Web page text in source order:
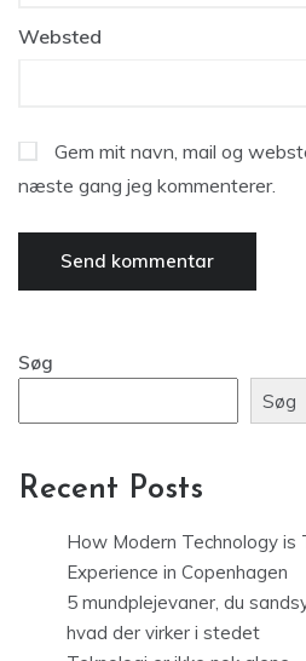
Websted
Gem mit navn, mail og
næste gang jeg kommenterer.
Søg
Søg
Recent Posts
How Modern Technology
Experience in Copenhagen
5 mundplejevaner, du
hvad der virker i stedet